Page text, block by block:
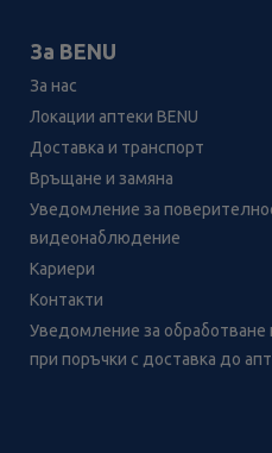
За BENU
За нас
Локации аптеки BENU
Доставка и транспорт
Връщане и замяна
Уведомление за
видеонаблюдение
Кариери
Контакти
Уведомление за обработване
при поръчки с доставка до
Лесно ли се